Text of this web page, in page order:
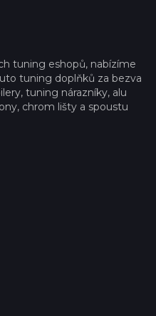
tuning eshopů, nabízíme
tuning doplňků za bezva
tuning nárazníky, alu
chrom lišty a spoustu